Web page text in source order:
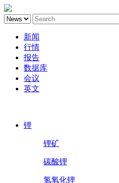
新闻
行情
报告
数据库
会议
英文
锂
锂矿
碳酸锂
氢氧化锂